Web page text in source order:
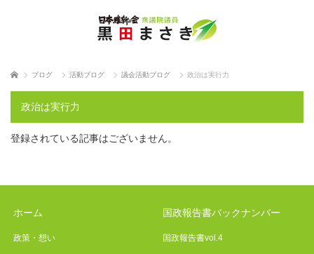
ホーム ブログ 活動ブログ 議会活動ブログ 政治は実行力
政治は実行力
登録されている記事はございません。
ホーム
政策・想い
国政報告書バックナンバー
国政報告書vol.4